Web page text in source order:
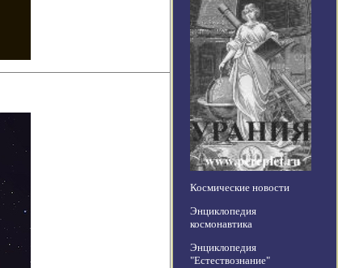
Космические новости
Энциклопедия
космонавтика
Энциклопедия
"Естествознание"